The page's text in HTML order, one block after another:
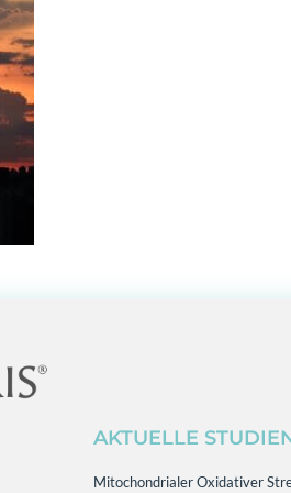
AKTUELLE
Mitochondrialer Oxidativer